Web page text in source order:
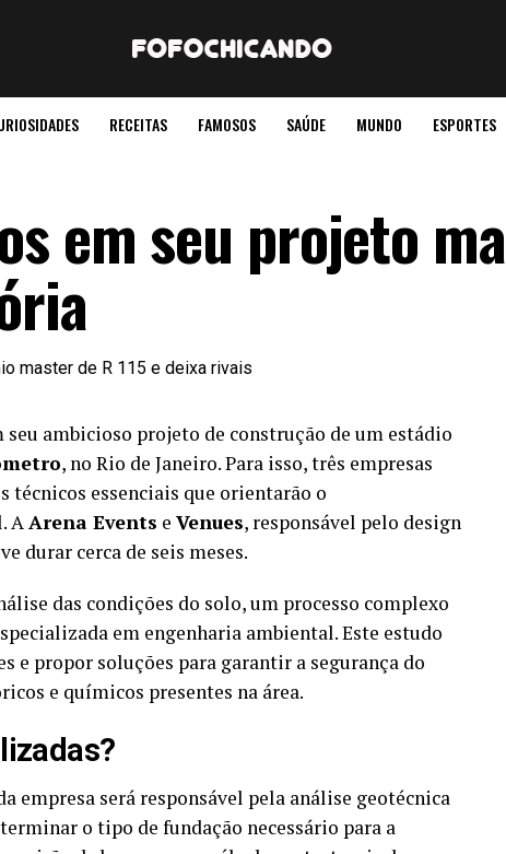
RECEITAS FAMOSOS SAÚDE MUNDO ESPORTES
em seu projeto
ambicioso projeto de construção de um estádio
, no Rio de Janeiro. Para isso, três empresas
técnicos essenciais que orientarão o
AArena Events e Venues, responsável pelo design
durar cerca de seis meses.
das condições do solo, um processo complexo
em engenharia ambiental. Este estudo
e propor soluções para garantir a segurança do
e químicos presentes na área.
empresa será responsável pela análise geotécnica
o tipo de fundação necessário para a